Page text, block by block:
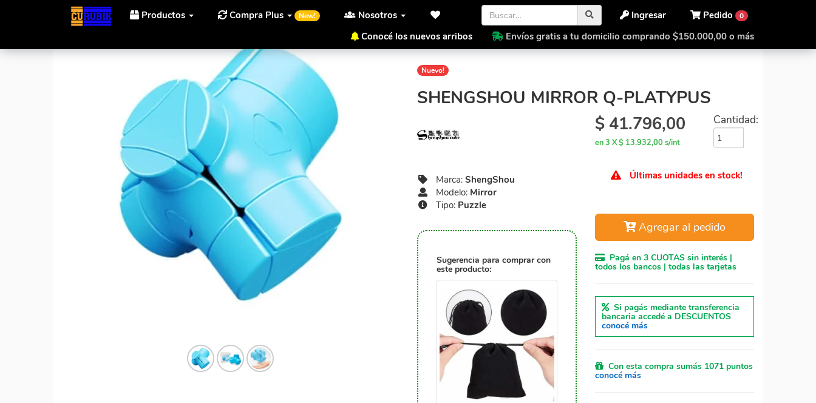
Productos Compra Plus New! Nosotros Pedido 0
Ingresar
Conocé los nuevos arribos
Envíos gratis a tu domicilio comprando $150.000,00 o más
Inicio ShengShou Mirror Shengshou Mirror Q-Platypus
Nuevo!
SHENGSHOU MIRROR Q-PLATYPUS
Marca: ShengShou
Modelo: Mirror
Tipo: Puzzle
Sugerencia para comprar con
este producto:
$ 41.796,00
en 3 X $ 13.932,00 s/int
Cantidad:
Últimas unidades en stock!
Agregar al pedido
Pagá en 3 CUOTAS sin interés |
todos los bancos | todas las tarjetas
Si pagás mediante transferencia
bancaria accedé a DESCUENTOS
conocé más
Con esta compra sumás 1071 puntos
conocé más